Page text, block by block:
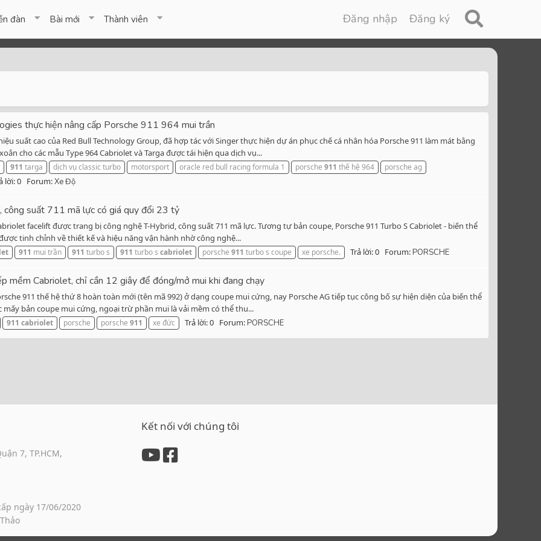
đàn Bài mới Thành viên Đăng nhập Đăng ký
thực hiện nâng cấp Porsche 911 964 mui trần
suất cao của Red Bull Technology Group, đã hợp tác với Singer thực hiện dự án phục chế cá nhân hóa Porsche 911 làm mát bằng
cho các mẫu Type 964 Cabriolet và Targa được tái hiện qua dịch vụ...
911 targa dịch vụ classic turbo motorsport oracle red bull racing formula 1 porsche 911 thế hệ 964
porsche ag
lời: 0 Forum:Xe Độ
suất 711 mã lực có giá quy đổi 23 tỷ
facelift được trang bị công nghệ T-Hybrid, công suất 711 mã lực. Tương tự bản coupe, Porsche 911 Turbo S Cabriolet - biến thể
tinh chỉnh về thiết kế và hiệu năng vận hành nhờ công nghệ...
911 mui trần 911 turbo s 911 turbo s cabriolet porsche 911 turbo s coupe xe porsche. Trả lời: 0 Forum:PORSCHE
Cabriolet, chỉ cần 12 giây để đóng/mở mui khi đang chạy
911 thế hệ thứ 8 hoàn toàn mới (tên mã 992) ở dạng coupe mui cứng, nay Porsche AG tiếp tục công bố sự hiện diện của biến thể
bản coupe mui cứng, ngoại trừ phần mui là vải mềm có thể thu...
911 cabriolet porsche porsche 911 xe đức Trả lời: 0 Forum:PORSCHE
7, TP.HCM,
ngày 17/06/2020
Kết nối với chúng tôi